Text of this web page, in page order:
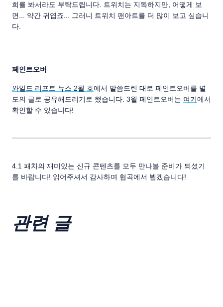
희를 봐서라도 부탁드립니다. 트위치는 지독하지만, 어떻게 보
면... 약간 귀엽죠... 그러니 트위치 팬아트를 더 많이 보고 싶습니
다.
페인트오버
와일드 리프트 뉴스 2월 호에서 말씀드린 대로 페인트오버를 별
도의 글로 공유해드리기로 했습니다. 3월 페인트오버는 여기에서
확인할 수 있습니다!
4.1 패치의 재미있는 신규 콘텐츠를 모두 만나볼 준비가 되셨기
를 바랍니다! 읽어주셔서 감사하며 협곡에서 뵙겠습니다!
관련 글